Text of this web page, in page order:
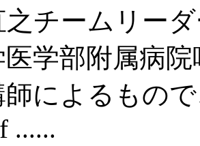
チームリー
学部附属病
によるもの
......